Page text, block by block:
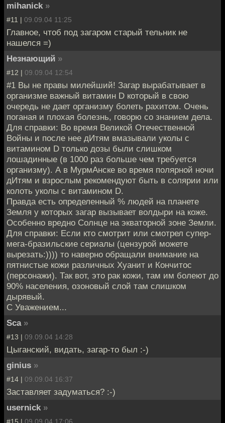
mihanick »
#11 | 09.09.04 11:25
Главное, чтоб под загаром старый тельник не
нашелся =)
Незнающий »
#12 | 09.09.04 12:54
#1 Вы не правы милейший! Загар вырабатывает в
организме важный витамин D который в свою
очередь не дает организму болеть рахитом. Очень
поганая и плохая болезнь, говорю со знанием дела.
Для справки: Во время Великой Отечественной
Войны и после нее дИтям вмазывали уколы с
витамином D только дозы были слишком
лошадинные (в 1000 раз больше чем требуется
организму). А в МурмАнске во время полярной ночи
дИтям и взрослым рекомендуют быть в солярии или
колоть уколы с витамином D.
Правда есть определенный % людей на планете
Земля у которых загар вызывает волдыри на коже.
Особенно вредно Солнце на экваторной зоне Земли.
Для справки: Если кто смотрит или смотрел супер-
мега-бразильские сериалы (цензурой можете
вырезать:)))) то наверно обращали внимание на
пятнистые кожи различных Хуанит и Кончитос
(персонажи). Так вот, это рак кожи, там им болеют до
90% населения, озоновый слой там слишком
дырявый.
С Уважением...
Sca »
#13 | 09.09.04 14:28
Цыганский, видать, загар-то был :-)
ginius »
#14 | 09.09.04 16:37
Заставляет задуматься? :-)
usernick »